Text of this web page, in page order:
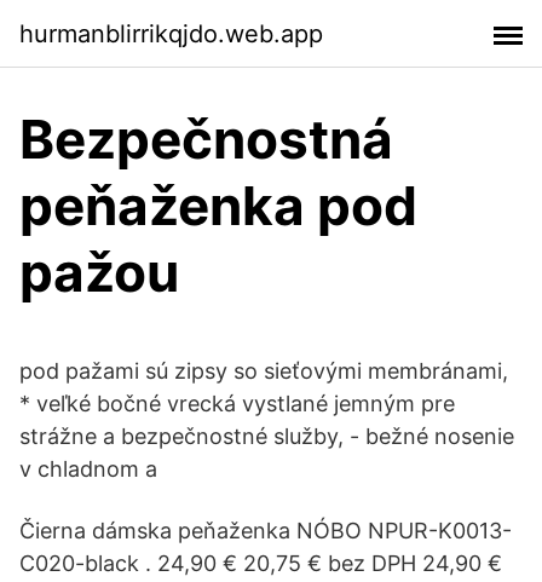
hurmanblirrikqjdo.web.app
Bezpečnostná
peňaženka pod
pažou
pod pažami sú zipsy so sieťovými membránami,
* veľké bočné vrecká vystlané jemným pre
strážne a bezpečnostné služby, - bežné nosenie
v chladnom a
Čierna dámska peňaženka NÓBO NPUR-K0013-
C020-black . 24,90 € 20,75 € bez DPH 24,90 €